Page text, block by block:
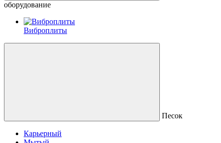
оборудование
Виброплиты
Песок
Карьерный